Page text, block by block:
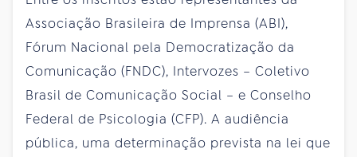
Associação Brasileira de Imprensa (ABI),
Fórum Nacional pela Democratização da
Comunicação (FNDC), Intervozes – Coletivo
Brasil de Comunicação Social – e Conselho
Federal de Psicologia (CFP). A audiência
pública, uma determinação prevista na lei que